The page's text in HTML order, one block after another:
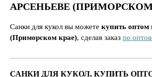
АРСЕНЬЕВЕ (ПРИМОРСКОМ
Санки для кукол вы можете купить оптом
(Приморском крае), сделав заказ по
САНКИ ДЛЯ КУКОЛ, КУПИТЬ